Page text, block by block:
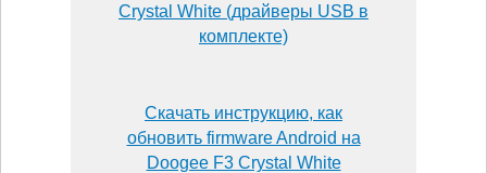
Crystal White (драйверы USB в
комплекте)
Скачать инструкцию, как
обновить firmware Android на
Doogee F3 Crystal White